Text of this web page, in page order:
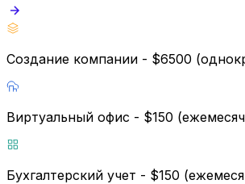
Создание компании - $6500
Виртуальный офис - $150
Бухгалтерский учет - $150